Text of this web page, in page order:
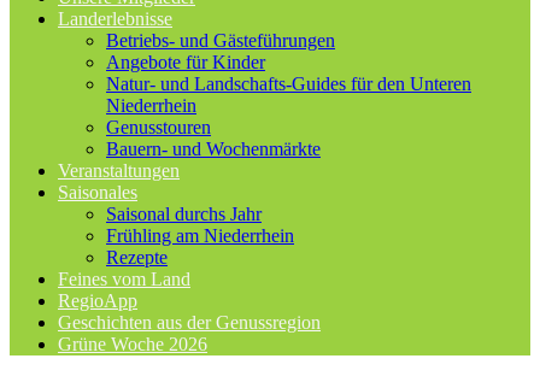
Landerlebnisse
Betriebs- und Gästeführungen
Angebote für Kinder
Natur- und Landschafts-Guides für den Unteren
Niederrhein
Genusstouren
Bauern- und Wochenmärkte
Veranstaltungen
Saisonales
Saisonal durchs Jahr
Frühling am Niederrhein
Rezepte
Feines vom Land
RegioApp
Geschichten aus der Genussregion
Grüne Woche 2026